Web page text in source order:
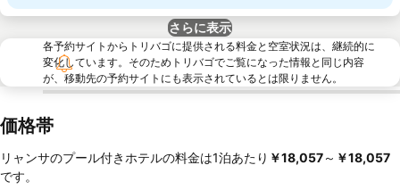
さらに表示
各予約サイトからトリバゴに提供される料金と空室状況は、継続的に
変化しています。そのためトリバゴでご覧になった情報と同じ内容
が、移動先の予約サイトにも表示されているとは限りません。
価格帯
リャンサのプール付きホテルの料金は1泊あたり ‎￥18,057～ ‎￥18,057
です。